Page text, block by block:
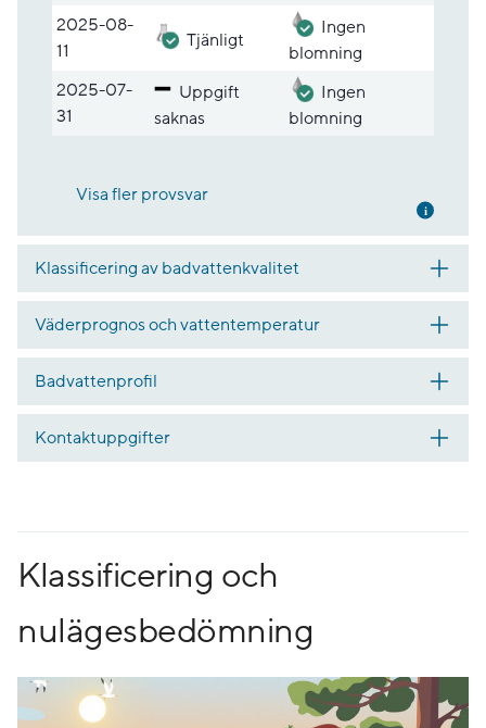
2025-08-
11
Tjänligt
Ingen
blomning
2025-07-
31
Uppgift
saknas
Ingen
blomning
Visa fler provsvar Mer
Klassificering av badvattenkvalitet
Väderprognos och vattentemperatur
Badvattenprofil
Kontaktuppgifter
Klassificering och
nulägesbedömning